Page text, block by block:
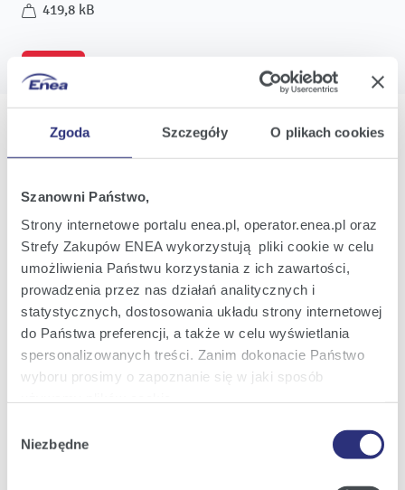
Zgoda Szczegóły O plikach cookies
Szanowni Państwo,
Strony internetowe portalu enea.pl, operator.enea.pl oraz
Strefy Zakupów ENEA wykorzystują pliki cookie w celu
umożliwienia Państwu korzystania z ich zawartości,
prowadzenia przez nas działań analitycznych i
statystycznych, dostosowania układu strony internetowej
do Państwa preferencji, a także w celu wyświetlania
spersonalizowanych treści. Zanim dokonacie Państwo
wyboru prosimy o zapoznanie się w jaki sposób
Szczegółowe informacje na ten temat znajdziecie
Polityce
zgody
Niezbędne
419,8 kB
Oferta
Oferta dla domu
Oferta dla Małych firm
Oferta dla Biznesu
Zielona energia Dla domu
Zielona energia dla Małych firm
Instytucje publiczne